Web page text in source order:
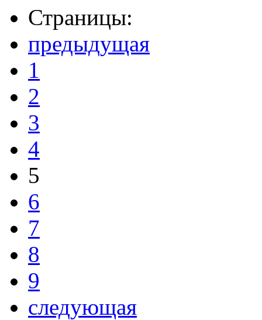
Страницы:
предыдущая
1
2
3
4
5
6
7
8
9
следующая